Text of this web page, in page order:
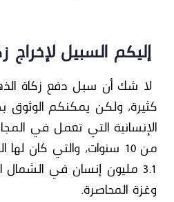
إليكم السبيل لإخراج
لا شك أن سبل دفع زكاة
كثيرة، ولكن يمكنكم الوثوق
الإنسانية التي تعمل في
من 10 سنوات، والتي كان
3.1 مليون إنسان في
وغزة المحاصرة.